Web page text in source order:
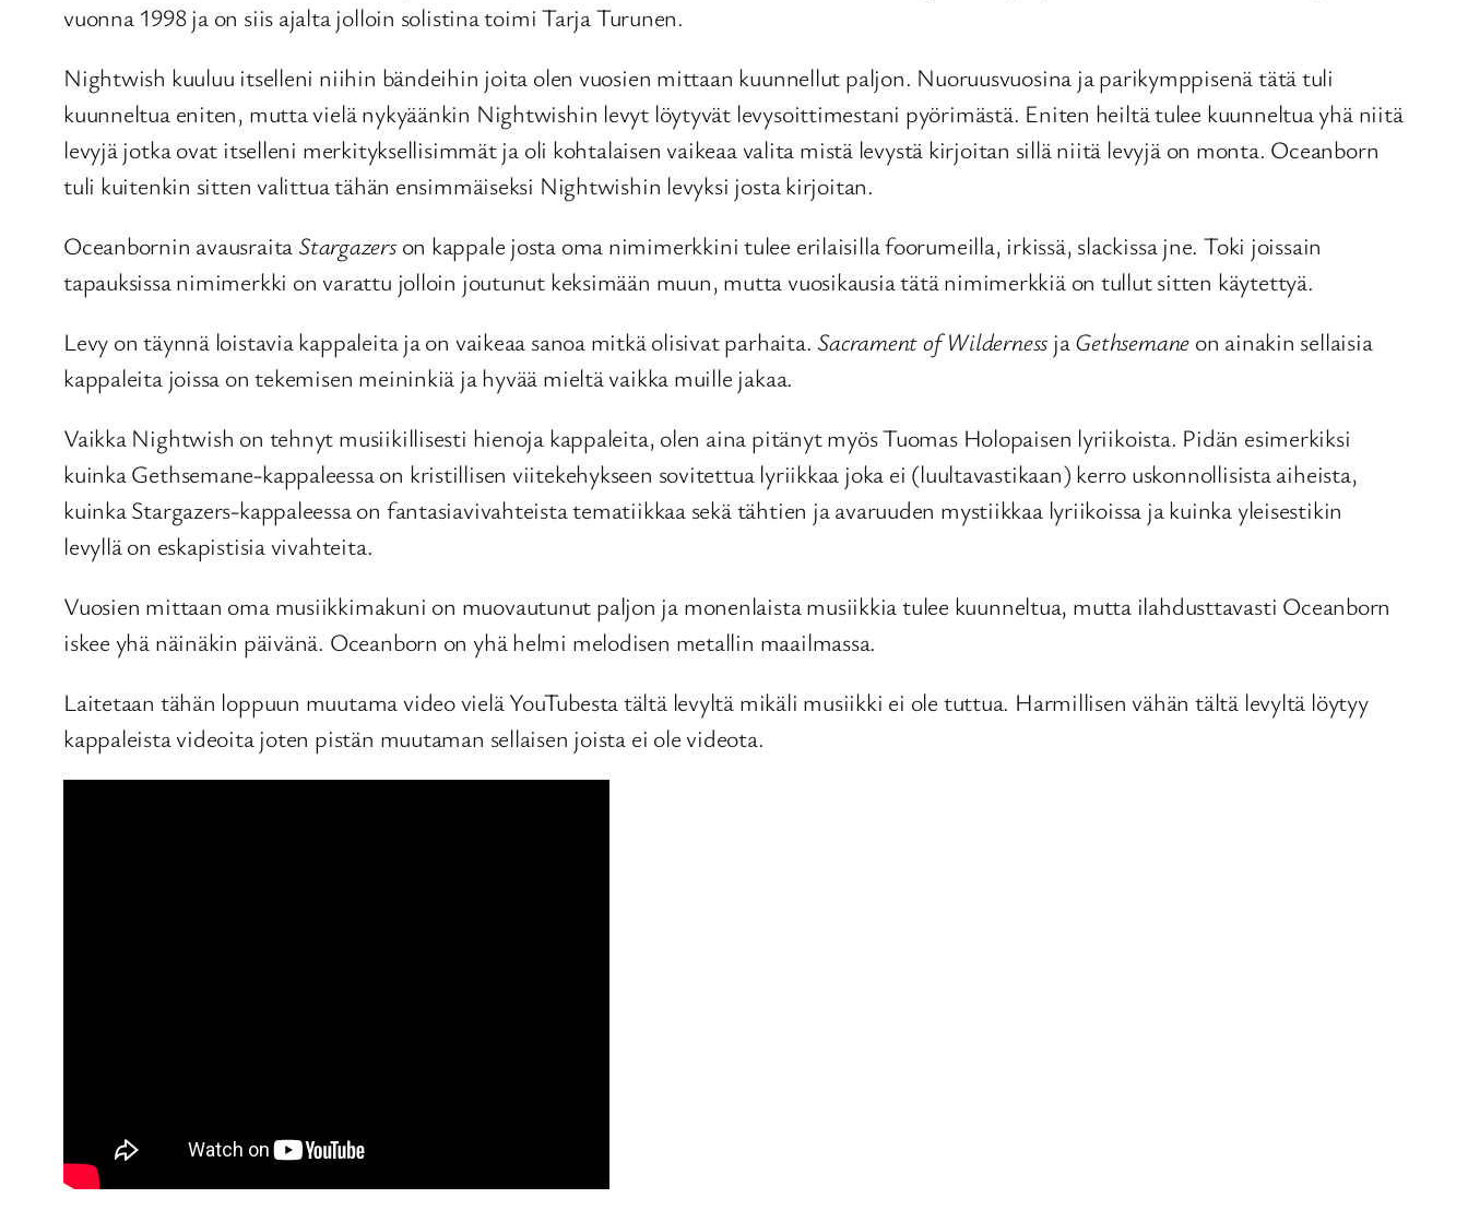
vuonna 1998 ja on siis ajalta jolloin solistina toimi Tarja Turunen.
Nightwish kuuluu itselleni niihin bändeihin joita olen vuosien mittaan kuunnellut paljon. Nuoruusvuosina ja parikymppisenä tätä tuli
kuunneltua eniten, mutta vielä nykyäänkin Nightwishin levyt löytyvät levysoittimestani pyörimästä. Eniten heiltä tulee kuunneltua yhä niitä
levyjä jotka ovat itselleni merkityksellisimmät ja oli kohtalaisen vaikeaa valita mistä levystä kirjoitan sillä niitä levyjä on monta. Oceanborn
tuli kuitenkin sitten valittua tähän ensimmäiseksi Nightwishin levyksi josta kirjoitan.
Oceanbornin avausraita Stargazerson kappale josta oma nimimerkkini tulee erilaisilla foorumeilla, irkissä, slackissa jne. Toki joissain
tapauksissa nimimerkki on varattu jolloin joutunut keksimään muun, mutta vuosikausia tätä nimimerkkiä on tullut sitten käytettyä.
Levy on täynnä loistavia kappaleita ja on vaikeaa sanoa mitkä olisivat parhaita. Sacrament of Wilderness jaGethsemane on ainakin sellaisia
kappaleita joissa on tekemisen meininkiä ja hyvää mieltä vaikka muille jakaa.
Vaikka Nightwish on tehnyt musiikillisesti hienoja kappaleita, olen aina pitänyt myös Tuomas Holopaisen lyriikoista. Pidän esimerkiksi
kuinka Gethsemane-kappaleessa on kristillisen viitekehykseen sovitettua lyriikkaa joka ei (luultavastikaan) kerro uskonnollisista aiheista,
kuinka Stargazers-kappaleessa on fantasiavivahteista tematiikkaa sekä tähtien ja avaruuden mystiikkaa lyriikoissa ja kuinka yleisestikin
levyllä on eskapistisia vivahteita.
Vuosien mittaan oma musiikkimakuni on muovautunut paljon ja monenlaista musiikkia tulee kuunneltua, mutta ilahdusttavasti Oceanborn
iskee yhä näinäkin päivänä. Oceanborn on yhä helmi melodisen metallin maailmassa.
Laitetaan tähän loppuun muutama video vielä YouTubesta tältä levyltä mikäli musiikki ei ole tuttua. Harmillisen vähän tältä levyltä löytyy
kappaleista videoita joten pistän muutaman sellaisen joista ei ole videota.